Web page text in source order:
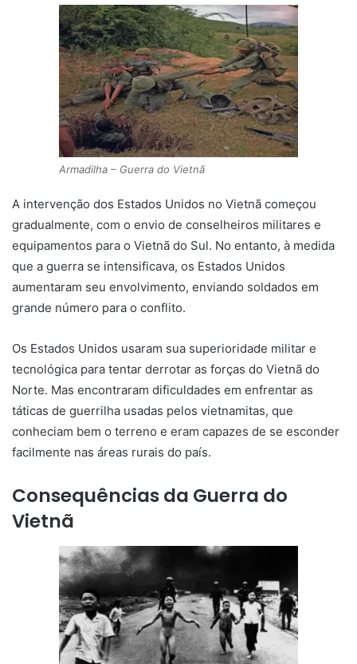
Armadilha – Guerra do Vietnã
A intervenção dos Estados Unidos no Vietnã começou
gradualmente, com o envio de conselheiros militares e
equipamentos para o Vietnã do Sul. No entanto, à medida
que a guerra se intensificava, os Estados Unidos
aumentaram seu envolvimento, enviando soldados em
grande número para o conflito.
Os Estados Unidos usaram sua superioridade militar e
tecnológica para tentar derrotar as forças do Vietnã do
Norte. Mas encontraram dificuldades em enfrentar as
táticas de guerrilha usadas pelos vietnamitas, que
conheciam bem o terreno e eram capazes de se esconder
facilmente nas áreas rurais do país.
Consequências da Guerra do
Vietnã